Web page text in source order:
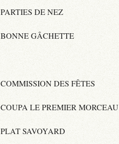
PARTIES DE NEZ
BONNE GÂCHETTE
COMMISSION DES FÊTES
COUPA LE PREMIER MORCEAU
PLAT SAVOYARD